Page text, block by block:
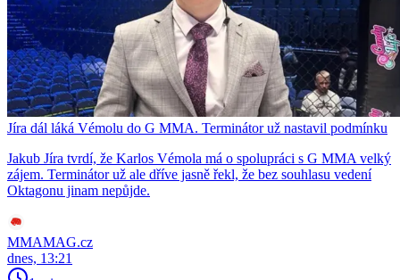
Jíra dál láká Vémolu do G MMA. Terminátor už nastavil podmínku
Jakub Jíra tvrdí, že Karlos Vémola má o spolupráci s G MMA velký
zájem. Terminátor už ale dříve jasně řekl, že bez souhlasu vedení
Oktagonu jinam nepůjde.
MMAMAG.cz
dnes, 13:21